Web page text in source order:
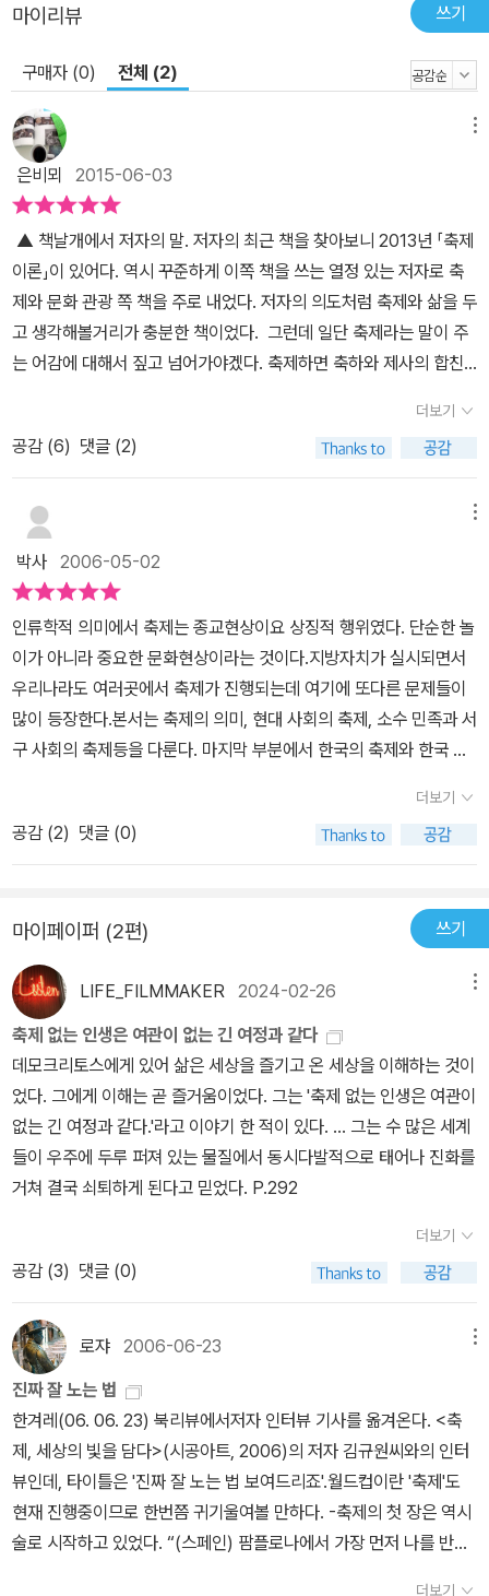
마이리뷰 쓰기
구매자 (0) 전체 (2)
은비뫼 2015-06-03
▲ 책날개에서 저자의 말.​ 저자의 최근 책을 찾아보니 2013년 「축제
이론」이 있어다. 역시 꾸준하게 이쪽 책을 쓰는 열정 있는 저자로 축
제와 문화 관광 쪽 책을 주로 내었다. 저자의 의도처럼 축제와 삶을 두
고 생각해볼거리가 충분한 책이었다. ​​ 그런데 일단 축제라는 말이 주
는 어감에 대해서 짚고 넘어가야겠다. 축제하면 축하와 제사의 합친
전으로 순화하라고 했던 거 같아서 찾아보니 역시 그랬다. 그러나 아
직도 대중적으로 축제라는 말이 계속 쓰이고 있으며 저자 역시도 축
제라는 말을 계속 쓴다. 이는 일종의 오류라고 보기는 뭐 하지만 어서
하나로 보편화된 말이 생기면 좋겠다. 입에 벌써 축제가 붙어버렸지
쩐지 ​축제를 포함하는 말이 아닌듯한 느낌이 있다. 보다 광범위하게
느껴지는 축제와 소규모로 느껴지는 잔치. 이것은 나만의 느낌이 아
닐 것이다. 그런데 또 아이러니한 건 Festival(페스티벌)은 영어 그대
로 쓰지 않고 축전, 축제로 순화한다고 적혀있다는 사실이다.(네이버
국어사전에) 이렇게 정해진 바가 없어서야. 아마도 이대로 정착돼 가
는듯하여 바꾸기 어려운 말들이 얼마나 많은지 모르겠다. 아무튼, 저
자의 방식대로 그리고 통념적으로 축제라고 하니 축제로. 사실 딱 어
울리는 말을 못 찾겠다는 게 솔직한 마음이다. 실제로 축제에는 새로
운 의미가 계속 부여되지만 그와 동시에 더욱더 민속적인 것이 되면
변화의 방향을 되돌리려는 시도가 끊임없이 지속되고 있다. (…중
략…) 그것이 가지고 있던 본래의 난장적인 축제의 성격은 약화되고
상업적인 성격이 지나치게 부각되고 있어서 많은 사람들로부터 비판
을 받고 있는 것도 사실이다. ​(현대 사회와 축제, 29쪽)​​ 가면은 정체
성을 변화시키는 동시에 고정시키고 개인의 정체성을 감춤과 동시에
또 다른 정체성을 부여한다. 즉 개인은 지극히 가변적이고 다의성을
가질 수 있지만 가면은 이러한 가변성을 고정시켜서 개인을 단순화시
키기도 한다. 즉 가면을 쓴 상황에서는 상이하거나 대조적인 것의 접
점에 있어 모호해지는 것 같으면서도 동시에 대단히 분명하고 확고한
정체성을 새롭게 부여받게 되는 것이다. 가면을 통해서 신화와 전설
제는 하나의 연행예술로 발전하기도 하고, 이 속에서 스스로가 연극
업화와도 자연스럽게 만난다.​(서구 사회에서의 축제, 42쪽) 다시 한
번 말하지만, 살림지식총서는 참.. 별생각 없이 잡았다가 오호~ 하는
경우가 많다. 이 책 또한 그렇다.축제에 대한 관심이 아주 커졌다. 다
음부터는 어떠한 축제를 보게 될 경우 이 책의 내용을 떠올리며 그 축
제의 참 면모를 찾아 즐기도록 할 것이다. 게다가 이건 아닌 데라는 식
의 비판까지 하고 나은 방향을 제시할 수 있다면 좋으리라. ​​ 지금까지
어떤 축제에 가보면 대부분 드는 생각은 무엇을 위한, 누구를 위한 축
제인가라는 생각이 컸다. 그만큼 상업적인 축제만 다녔던 것일까? ​
아니면 상업적으로 변질된 탓일까. 다른 축제는 몰라도 일단 강릉단
더보기
공감 (6) 댓글 (2)
박사 2006-05-02
인류학적 의미에서 축제는 종교현상이요 상징적 행위였다. 단순한 놀
이가 아니라 중요한 문화현상이라는 것이다.지방자치가 실시되면서
우리나라도 여러곳에서 축제가 진행되는데 여기에 또다른 문제들이
많이 등장한다.본서는 축제의 의미, 현대 사회의 축제, 소수 민족과 서
구 사회의 축제등을 다룬다. 마지막 부분에서 한국의 축제와 한국 축
삶에 대한 고찰로 이해한 점과 한국 축제에 대한 대안이 제시되어 있
다는 것이다.
더보기
공감 (2) 댓글 (0)
마이페이퍼 (2편) 쓰기
LIFE_FILMMAKER 2024-02-26
축제 없는 인생은 여관이 없는 긴 여정과 같다
데모크리토스에게 있어 삶은 세상을 즐기고 온 세상을 이해하는 것이
었다. 그에게 이해는 곧 즐거움이었다. 그는 '축제 없는 인생은 여관이
없는 긴 여정과 같다.'라고 이야기 한 적이 있다. ... 그는 수 많은 세계
들이 우주에 두루 퍼져 있는 물질에서 동시다발적으로 태어나 진화를
거쳐 결국 쇠퇴하게 된다고 믿었다. P.292
더보기
공감 (3) 댓글 (0)
로쟈 2006-06-23
진짜 잘 노는 법
한겨레(06. 06. 23) 북리뷰에서저자 인터뷰 기사를 옮겨온다. <축
제, 세상의 빛을 담다>(시공아트, 2006)의 저자 김규원씨와의 인터
뷰인데, 타이틀은 '진짜 잘 노는 법 보여드리죠'.월드컵이란 '축제'도
현재 진행중이므로 한번쯤 귀기울여볼 만하다. -축제의 첫 장은 역시
술로 시작하고 있었다. “(스페인) 팜플로나에서 가장 먼저 나를 반긴
더보기